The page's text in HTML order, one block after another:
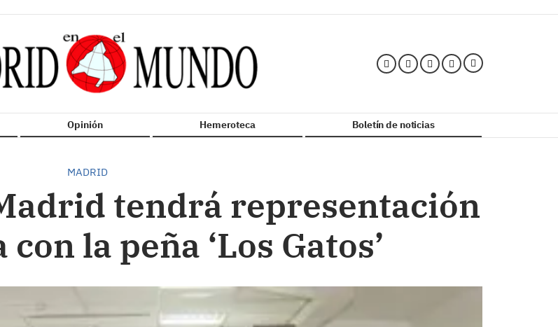
Opinión Hemeroteca Boletín de noticias
MADRID
tendrá representación
la peña ‘Los Gatos’